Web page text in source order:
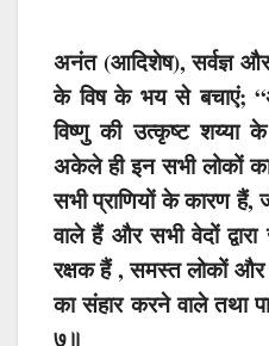
अनंत (आदिशेष), सर्वज्ञ
के विष के भय से बचाएं;
विष्णु की उत्कृष्ट
अकेले ही इन सभी लोकों
सभी प्राणियों के कारण हैं,
वाले हैं और सभी वेदों
रक्षक हैं , समस्त लोकों
का संहार करने वाले तथा
७॥